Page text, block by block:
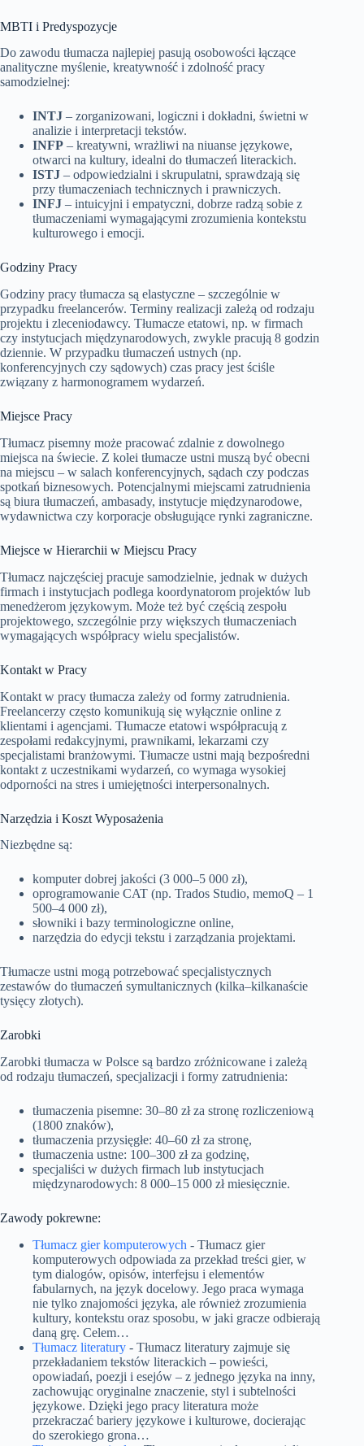
MBTI i Predyspozycje
Do zawodu tłumacza najlepiej pasują osobowości łączące
analityczne myślenie, kreatywność i zdolność pracy
samodzielnej:
INTJ – zorganizowani, logiczni i dokładni, świetni w
analizie i interpretacji tekstów.
INFP – kreatywni, wrażliwi na niuanse językowe,
otwarci na kultury, idealni do tłumaczeń literackich.
ISTJ – odpowiedzialni i skrupulatni, sprawdzają się
przy tłumaczeniach technicznych i prawniczych.
INFJ – intuicyjni i empatyczni, dobrze radzą sobie z
tłumaczeniami wymagającymi zrozumienia kontekstu
kulturowego i emocji.
Godziny Pracy
Godziny pracy tłumacza są elastyczne – szczególnie w
przypadku freelancerów. Terminy realizacji zależą od rodzaju
projektu i zleceniodawcy. Tłumacze etatowi, np. w firmach
czy instytucjach międzynarodowych, zwykle pracują 8 godzin
dziennie. W przypadku tłumaczeń ustnych (np.
konferencyjnych czy sądowych) czas pracy jest ściśle
związany z harmonogramem wydarzeń.
Miejsce Pracy
Tłumacz pisemny może pracować zdalnie z dowolnego
miejsca na świecie. Z kolei tłumacze ustni muszą być obecni
na miejscu – w salach konferencyjnych, sądach czy podczas
spotkań biznesowych. Potencjalnymi miejscami zatrudnienia
są biura tłumaczeń, ambasady, instytucje międzynarodowe,
wydawnictwa czy korporacje obsługujące rynki zagraniczne.
Miejsce w Hierarchii w Miejscu Pracy
Tłumacz najczęściej pracuje samodzielnie, jednak w dużych
firmach i instytucjach podlega koordynatorom projektów lub
menedżerom językowym. Może też być częścią zespołu
projektowego, szczególnie przy większych tłumaczeniach
wymagających współpracy wielu specjalistów.
Kontakt w Pracy
Kontakt w pracy tłumacza zależy od formy zatrudnienia.
Freelancerzy często komunikują się wyłącznie online z
klientami i agencjami. Tłumacze etatowi współpracują z
zespołami redakcyjnymi, prawnikami, lekarzami czy
specjalistami branżowymi. Tłumacze ustni mają bezpośredni
kontakt z uczestnikami wydarzeń, co wymaga wysokiej
odporności na stres i umiejętności interpersonalnych.
Narzędzia i Koszt Wyposażenia
Niezbędne są:
komputer dobrej jakości (3 000–5 000 zł),
oprogramowanie CAT (np. Trados Studio, memoQ – 1
500–4 000 zł),
słowniki i bazy terminologiczne online,
narzędzia do edycji tekstu i zarządzania projektami.
Tłumacze ustni mogą potrzebować specjalistycznych
zestawów do tłumaczeń symultanicznych (kilka–kilkanaście
tysięcy złotych).
Zarobki
Zarobki tłumacza w Polsce są bardzo zróżnicowane i zależą
od rodzaju tłumaczeń, specjalizacji i formy zatrudnienia:
tłumaczenia pisemne: 30–80 zł za stronę rozliczeniową
(1800 znaków),
tłumaczenia przysięgłe: 40–60 zł za stronę,
tłumaczenia ustne: 100–300 zł za godzinę,
specjaliści w dużych firmach lub instytucjach
międzynarodowych: 8 000–15 000 zł miesięcznie.
Zawody pokrewne:
Tłumacz gier komputerowych - Tłumacz gier
komputerowych odpowiada za przekład treści gier, w
tym dialogów, opisów, interfejsu i elementów
fabularnych, na język docelowy. Jego praca wymaga
nie tylko znajomości języka, ale również zrozumienia
kultury, kontekstu oraz sposobu, w jaki gracze odbierają
daną grę. Celem…
Tłumacz literatury - Tłumacz literatury zajmuje się
przekładaniem tekstów literackich – powieści,
opowiadań, poezji i esejów – z jednego języka na inny,
zachowując oryginalne znaczenie, styl i subtelności
językowe. Dzięki jego pracy literatura może
przekraczać bariery językowe i kulturowe, docierając
do szerokiego grona…